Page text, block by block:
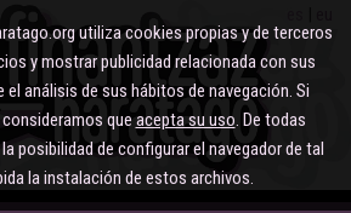
utiliza cookies propias y de terceros
y mostrar publicidad relacionada con sus
análisis de sus hábitos de navegación. Si
queacepta su uso. De todas
posibilidad de configurar el navegador de tal
la instalación de estos archivos.